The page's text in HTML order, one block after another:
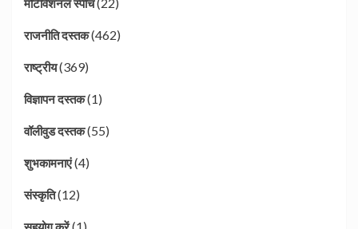
मोटीवेशनल स्पीच
राजनीति दस्तक(462)
राष्ट्रीय(369)
विज्ञापन दस्तक(1)
वॉलीवुड दस्तक(55)
शुभकामनाएं(4)
संस्कृति(12)